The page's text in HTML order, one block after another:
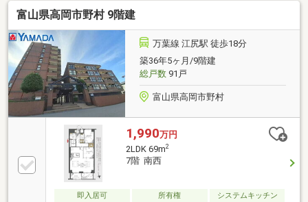
富山県高岡市野村 9階建
万葉線 江尻駅 徒歩18分
築36年5ヶ月/9階建
総戸数91戸
富山県高岡市野村
1,990万円
2LDK 69m2
7階 南西
即入居可 所有権 システムキッチン